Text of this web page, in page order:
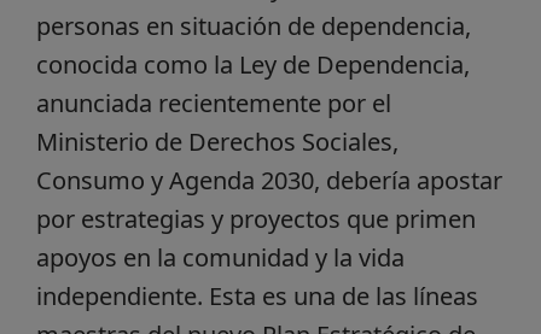
personas en situación de dependencia,
conocida como la Ley de Dependencia,
anunciada recientemente por el
Ministerio de Derechos Sociales,
Consumo y Agenda 2030, debería apostar
por estrategias y proyectos que primen
apoyos en la comunidad y la vida
independiente. Esta es una de las líneas